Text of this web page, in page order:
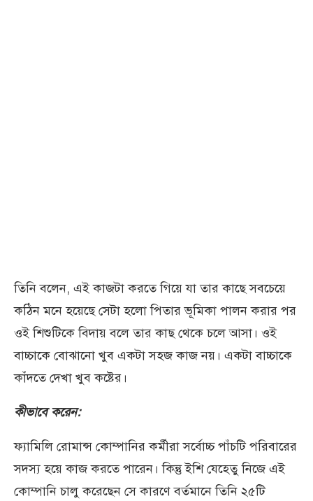
তিনি বলেন, এই কাজটা করতে গিয়ে যা তার কাছে সবচেয়ে
কঠিন মনে হয়েছে সেটা হলো পিতার ভূমিকা পালন করার পর
ওই শিশুটিকে বিদায় বলে তার কাছ থেকে চলে আসা। ওই
বাচ্চাকে বোঝানো খুব একটা সহজ কাজ নয়। একটা বাচ্চাকে
কাঁদতে দেখা খুব কষ্টের।
কীভাবে করেন:
ফ্যামিলি রোমান্স কোম্পানির কর্মীরা সর্বোচ্চ পাঁচটি পরিবারের
সদস্য হয়ে কাজ করতে পারেন। কিন্তু ইশি যেহেতু নিজে এই
কোম্পানি চালু করেছেন সে কারণে বর্তমানে তিনি ২৫টি